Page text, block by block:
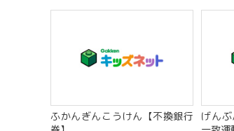
ふかんぎんこうけん【不換銀行
げん